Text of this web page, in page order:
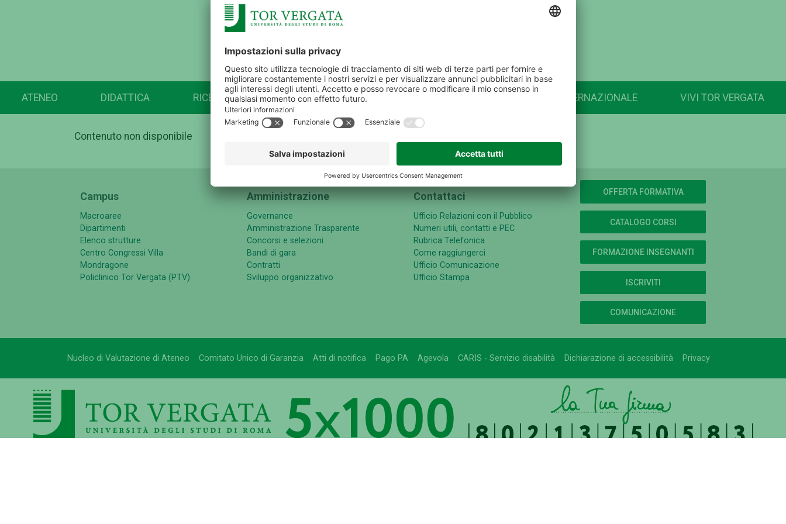
ATENEO DIDATTICA RICERCA IMPRESE E TERRITORIO INTERNAZIONALE VIVI TOR VERGATA
Contenuto non disponibile
Campus
Macroaree
Dipartimenti
Elenco strutture
Centro Congressi Villa
Mondragone
Policlinico Tor Vergata (PTV)
Amministrazione
Governance
Amministrazione Trasparente
Concorsi e selezioni
Bandi di gara
Contratti
Sviluppo organizzativo
Contattaci
Ufficio Relazioni con il Pubblico
Numeri utili, contatti e PEC
Rubrica Telefonica
Come raggiungerci
Ufficio Comunicazione
Ufficio Stampa
OFFERTA FORMATIVA
CATALOGO CORSI
FORMAZIONE INSEGNANTI
ISCRIVITI
COMUNICAZIONE
Nucleo di Valutazione di Ateneo Comitato Unico di Garanzia Atti di notifica Pago PA Agevola CARIS - Servizio disabilità Dichiarazione di accessibilità Privacy